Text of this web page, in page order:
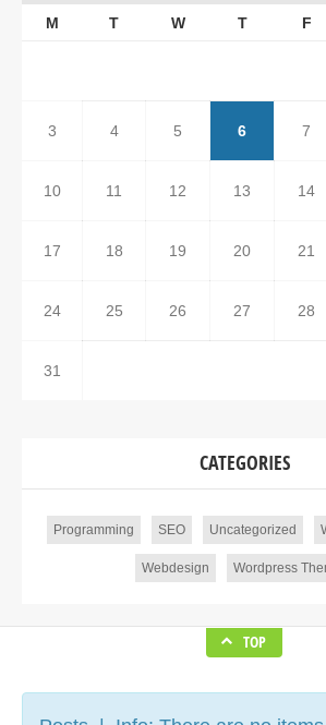
M T W T F
3 4 5 6 7
10 11 12 13 14
17 18 19 20 21
24 25 26 27 28
31
CATEGORIES
Programming SEO Uncategorized
Webdesign Wordpress
TOP